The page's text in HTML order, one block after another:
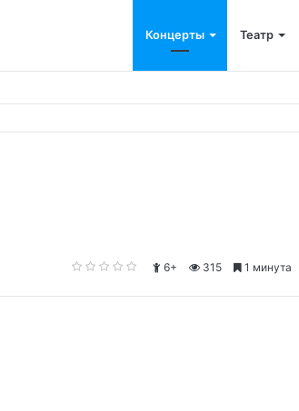
Концерты Театр
6+ 315 1 минута